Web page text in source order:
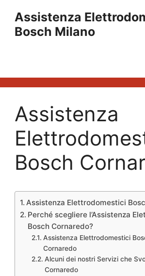
contenuto
Assistenza
Bosch Milano
Assistenza
Bosch
Assistenza Elettrodomestici
Perché scegliere l’Assistenza
Bosch Cornaredo?
Assistenza Elettrodomestici
Cornaredo
Alcuni dei nostri Servizi che
Cornaredo